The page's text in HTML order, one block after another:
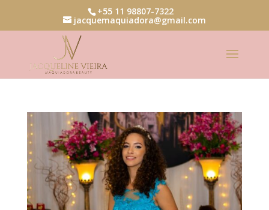
+55 11 98807-7322
jacquemaquiadora@gmail.com